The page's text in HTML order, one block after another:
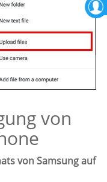
von
von Samsung auf